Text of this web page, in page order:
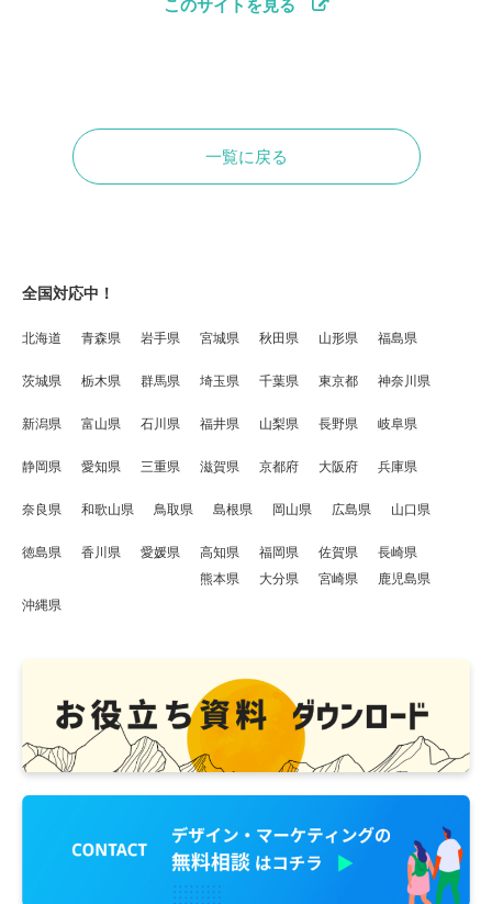
このサイトを見る
一覧に戻る
全国対応中！
北海道 青森県 岩手県 宮城県 秋田県 山形県 福島県
茨城県 栃木県 群馬県 埼玉県 千葉県 東京都 神奈川県
新潟県 富山県 石川県 福井県 山梨県 長野県 岐阜県
静岡県 愛知県 三重県 滋賀県 京都府 大阪府 兵庫県
奈良県 和歌山県 鳥取県 島根県 岡山県 広島県 山口県
徳島県 香川県 愛媛県 高知県 福岡県 佐賀県
長崎県
熊本県
大分県 宮崎県
鹿児島県
沖縄県